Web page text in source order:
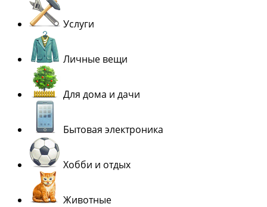
Услуги
Личные вещи
Для дома и дачи
Бытовая электроника
Хобби и отдых
Животные